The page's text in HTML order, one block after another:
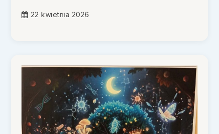
22 kwietnia 2026